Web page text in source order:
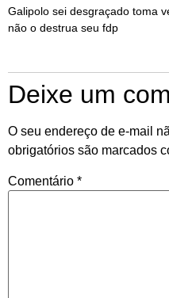
Galipolo sei desgraçado toma
não o destrua seu fdp
Deixe um
O seu endereço de e-mail
obrigatórios são marcados
Comentário *